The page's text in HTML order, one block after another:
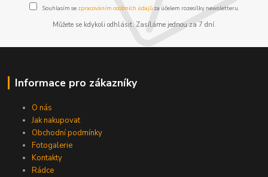
Souhlasím se zpracováním osobních údajůza účelem rozesílky newsletteru.
Můžete se kdykoli odhlásit. Zasíláme jednou za 7 dní.
Informace pro zákazníky
O nás
Jak nakupovat
Obchodní podmínky
Fotogalerie
Kontakty
Rádce